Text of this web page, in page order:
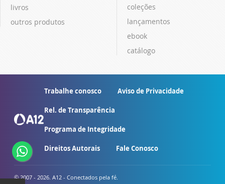
livros
outros produtos
coleções
lançamentos
ebook
catálogo
Trabalhe conosco Aviso de Privacidade
Rel. de Transparência
Programa de Integridade
Direitos Autorais Fale Conosco
© 2007 - 2026. A12 - Conectados pela fé.